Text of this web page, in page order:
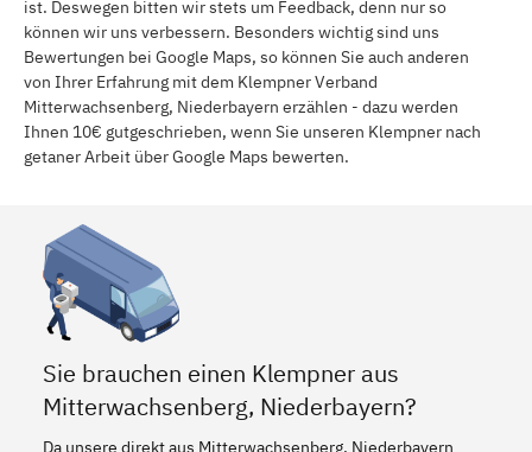
ist. Deswegen bitten wir stets um Feedback, denn nur so
können wir uns verbessern. Besonders wichtig sind uns
Bewertungen bei Google Maps, so können Sie auch anderen
von Ihrer Erfahrung mit dem Klempner Verband
Mitterwachsenberg, Niederbayern erzählen - dazu werden
Ihnen 10€ gutgeschrieben, wenn Sie unseren Klempner nach
getaner Arbeit über Google Maps bewerten.
Sie brauchen einen Klempner aus
Mitterwachsenberg, Niederbayern?
Da unsere direkt aus Mitterwachsenberg, Niederbayern